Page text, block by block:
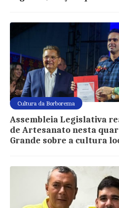
Cultura da Borborema
Assembleia Legislativa
de Artesanato nesta
Grande sobre a cultura